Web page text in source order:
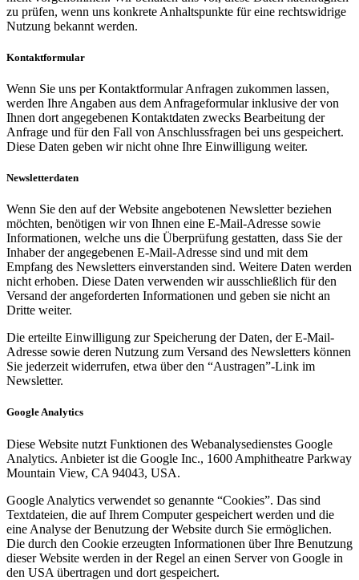
zu prüfen, wenn uns konkrete Anhaltspunkte für eine rechtswidrige
Nutzung bekannt werden.
Kontaktformular
Wenn Sie uns per Kontaktformular Anfragen zukommen lassen,
werden Ihre Angaben aus dem Anfrageformular inklusive der von
Ihnen dort angegebenen Kontaktdaten zwecks Bearbeitung der
Anfrage und für den Fall von Anschlussfragen bei uns gespeichert.
Diese Daten geben wir nicht ohne Ihre Einwilligung weiter.
Newsletterdaten
Wenn Sie den auf der Website angebotenen Newsletter beziehen
möchten, benötigen wir von Ihnen eine E-Mail-Adresse sowie
Informationen, welche uns die Überprüfung gestatten, dass Sie der
Inhaber der angegebenen E-Mail-Adresse sind und mit dem
Empfang des Newsletters einverstanden sind. Weitere Daten werden
nicht erhoben. Diese Daten verwenden wir ausschließlich für den
Versand der angeforderten Informationen und geben sie nicht an
Dritte weiter.
Die erteilte Einwilligung zur Speicherung der Daten, der E-Mail-
Adresse sowie deren Nutzung zum Versand des Newsletters können
Sie jederzeit widerrufen, etwa über den “Austragen”-Link im
Newsletter.
Google Analytics
Diese Website nutzt Funktionen des Webanalysedienstes Google
Analytics. Anbieter ist die Google Inc., 1600 Amphitheatre Parkway
Mountain View, CA 94043, USA.
Google Analytics verwendet so genannte “Cookies”. Das sind
Textdateien, die auf Ihrem Computer gespeichert werden und die
eine Analyse der Benutzung der Website durch Sie ermöglichen.
Die durch den Cookie erzeugten Informationen über Ihre Benutzung
dieser Website werden in der Regel an einen Server von Google in
den USA übertragen und dort gespeichert.